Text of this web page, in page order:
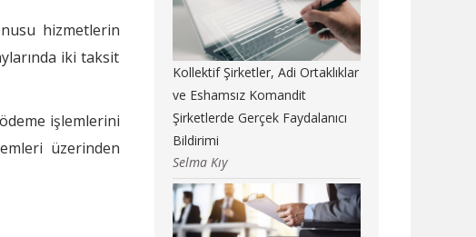
hizmetlerin
iki taksit
işlemlerini
üzerinden
Kollektif Şirketler, Adi Ortaklıklar
ve Eshamsız Komandit
Şirketlerde Gerçek Faydalanıcı
Bildirimi
Selma Kıy